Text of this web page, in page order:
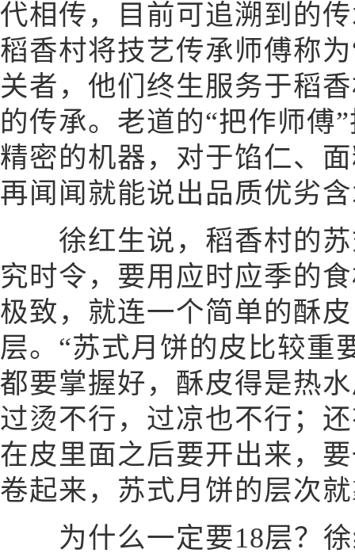
代相传，目前可追溯到的
稻香村将技艺传承师傅称
关者，他们终生服务于稻
的传承。老道的“把作师傅
精密的机器，对于馅仁、
再闻闻就能说出品质优劣
徐红生说，稻香村的苏
究时令，要用应时应季的
极致，就连一个简单的酥
层。“苏式月饼的皮比较重
都要掌握好，酥皮得是热
过烫不行，过凉也不行；
在皮里面之后要开出来，
卷起来，苏式月饼的层次
为什么一定要18层？徐